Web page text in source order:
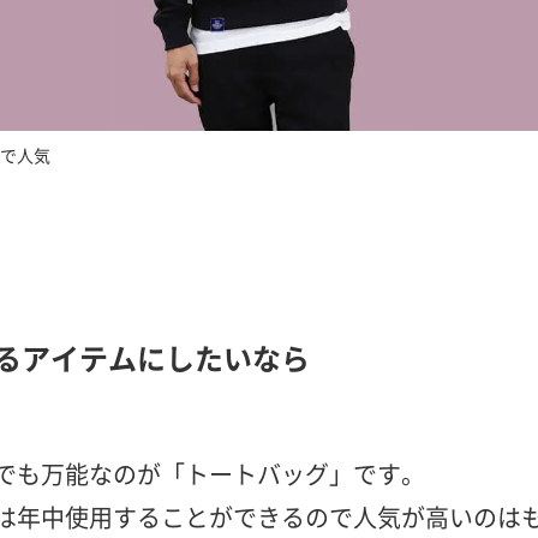
人気
アイテムにしたいなら
も万能なのが「トートバッグ」です。
年中使用することができるので人気が高いのは